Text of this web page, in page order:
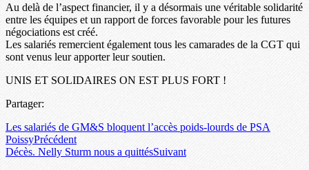
Au delà de l’aspect financier, il y a désormais une véritable solidarité
entre les équipes et un rapport de forces favorable pour les futures
négociations est créé.
Les salariés remercient également tous les camarades de la CGT qui
sont venus leur apporter leur soutien.
UNIS ET SOLIDAIRES ON EST PLUS FORT !
Partager:
Les salariés de GM&S bloquent l’accès poids-lourds de PSA
PoissyPrécédent
Décès. Nelly Sturm nous a quittésSuivant